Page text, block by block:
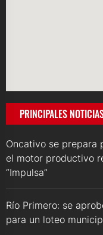
PRINCIPALES
Oncativo se prepara
el motor productivo
“Impulsa”
Río Primero: se
para un loteo